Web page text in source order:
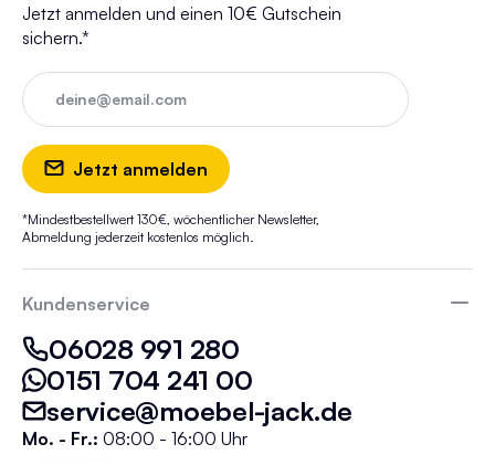
Jetzt anmelden und einen 10€ Gutschein
sichern.*
deine@email.com
Jetzt anmelden
*Mindestbestellwert 130€, wöchentlicher Newsletter,
Abmeldung jederzeit kostenlos möglich.
Kundenservice
06028 991 280
0151 704 241 00
service@moebel-jack.de
Mo. - Fr.: 08:00 - 16:00 Uhr